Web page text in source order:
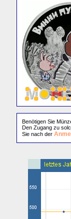
Benötigen Sie
Den Zugang zu
Sie nach der